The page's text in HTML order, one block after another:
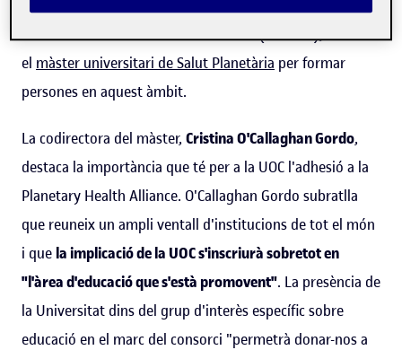
l'Institut de Salut Global de Barcelona (ISGlobal), ofereix
el màster universitari de Salut Planetària per formar
persones en aquest àmbit.
La codirectora del màster, Cristina O'Callaghan Gordo,
destaca la importància que té per a la UOC l'adhesió a la
Planetary Health Alliance. O'Callaghan Gordo subratlla
que reuneix un ampli ventall d'institucions de tot el món
i que la implicació de la UOC s'inscriurà sobretot en
"l'àrea d'educació que s'està promovent". La presència de
la Universitat dins del grup d'interès específic sobre
educació en el marc del consorci "permetrà donar-nos a